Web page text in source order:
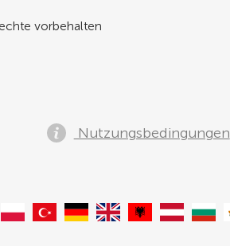
vorbehalten
Nutzungsbedingungen